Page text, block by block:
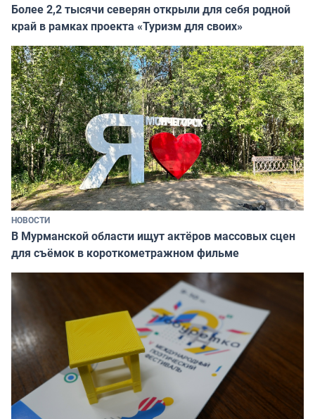
Более 2,2 тысячи северян открыли для себя родной
край в рамках проекта «Туризм для своих»
НОВОСТИ
В Мурманской области ищут актёров массовых сцен
для съёмок в короткометражном фильме